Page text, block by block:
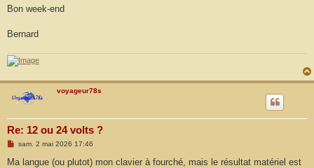
Bon week-end
Bernard
voyageur78s
Re: 12 ou 24 volts ?
M
s
sam. 2 mai 2026 17:46
Ma langue (ou plutot) mon clavier à fourché, mais le résultat matériel est